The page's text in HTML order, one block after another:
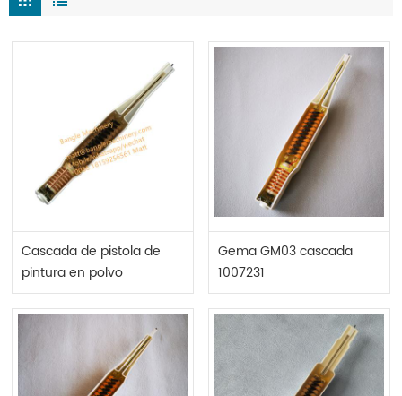
Cascada de pistola de
pintura en polvo
Gema GM03 cascada
1007231